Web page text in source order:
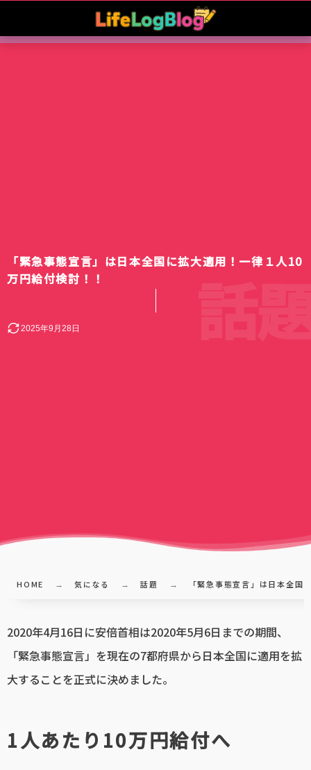
「緊急事態宣言」は日本全国に拡大適用！一律１人10
万円給付検討！！
2025年9月28日
HOME 気になる 話題 「緊急事態宣言」は日本全
2020年4月16日に安倍首相は2020年5月6日までの期間、
「緊急事態宣言」を現在の7都府県から日本全国に適用を拡
大することを正式に決めました。
1人あたり10万円給付へ